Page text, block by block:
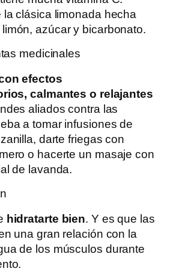
la clásica limonada hecha
azúcar y bicarbonato.
medicinales
efectos
calmantes o relajantes
aliados contra las
a tomar infusiones de
darte friegas con
o hacerte un masaje con
de lavanda.
hidratarte bien. Y es que las
una gran relación con la
de los músculos durante